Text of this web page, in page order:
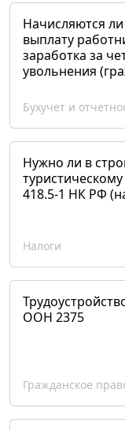
Начисляются
выплату
заработка за
увольнения
Бухучет и
Нужно ли в
418.5-1 НК РФ
Налоги
ООН 2375
Гражданское